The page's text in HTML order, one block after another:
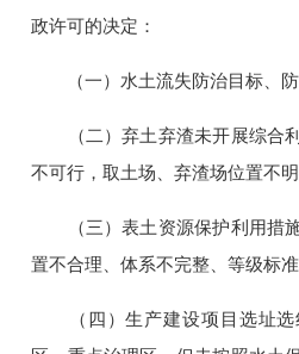
政许可的决定：
（一）水土流失防治目标、防
（二）弃土弃渣未开展综合利
不可行，取土场、弃渣场位置不
（三）表土资源保护利用措施
置不合理、体系不完整、等级标
（四）生产建设项目选址选